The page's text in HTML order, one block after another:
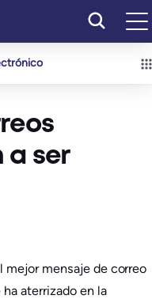
a ser
mejor mensaje de correo
aterrizado en la